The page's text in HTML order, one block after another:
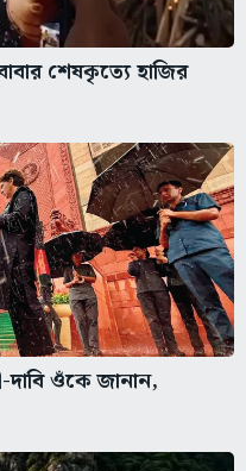
শেষকৃত্যে হাজির
দাবি ওঁকে জানান,